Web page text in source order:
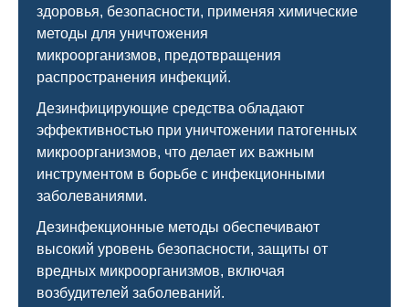
здоровья, безопасности, применяя химические
методы для уничтожения
микроорганизмов, предотвращения
распространения инфекций.
Дезинфицирующие средства обладают
эффективностью при уничтожении патогенных
микроорганизмов, что делает их важным
инструментом в борьбе с инфекционными
заболеваниями.
Дезинфекционные методы обеспечивают
высокий уровень безопасности, защиты от
вредных микроорганизмов, включая
возбудителей заболеваний.